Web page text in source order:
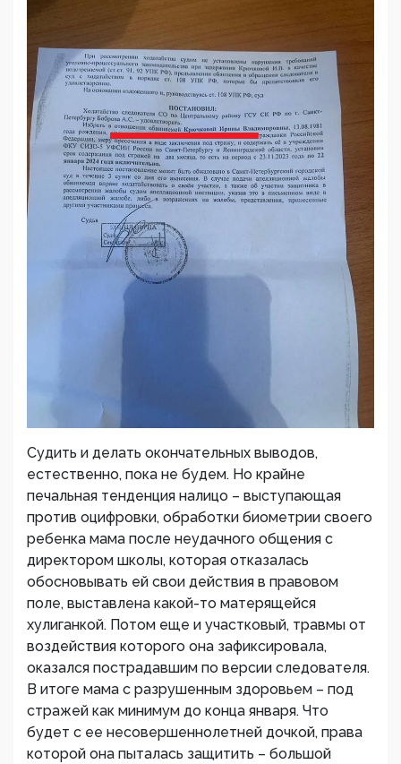
Судить и делать окончательных выводов,
естественно, пока не будем. Но крайне
печальная тенденция налицо – выступающая
против оцифровки, обработки биометрии своего
ребенка мама после неудачного общения с
директором школы, которая отказалась
обосновывать ей свои действия в правовом
поле, выставлена какой-то матерящейся
хулиганкой. Потом еще и участковый, травмы от
воздействия которого она зафиксировала,
оказался пострадавшим по версии следователя.
В итоге мама с разрушенным здоровьем – под
стражей как минимум до конца января. Что
будет с ее несовершеннолетней дочкой, права
которой она пыталась защитить – большой